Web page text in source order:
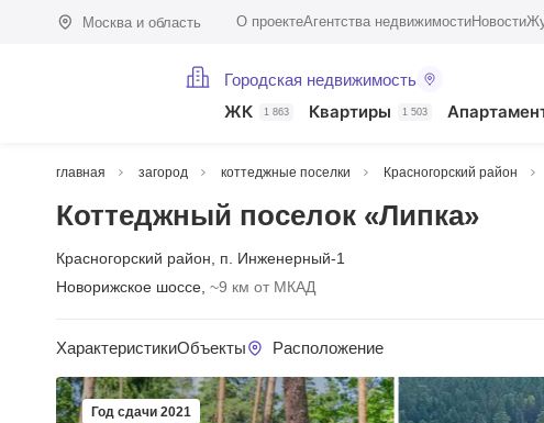
Москва и область О проектеАгентства недвижимостиНовости
Городская недвижимость
ЖК 1 863 Квартиры 1 503
главная загород коттеджные поселки Красногорский район
Коттеджный поселок «Липка»
Красногорский район
п. Инженерный-1
Новорижское шоссе, ~9 км от МКАД
ХарактеристикиОбъекты Расположение
Год сдачи 2021